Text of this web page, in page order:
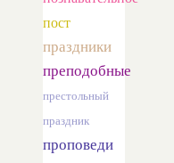
пост
праздники
преподобные
престольный
праздник
проповеди